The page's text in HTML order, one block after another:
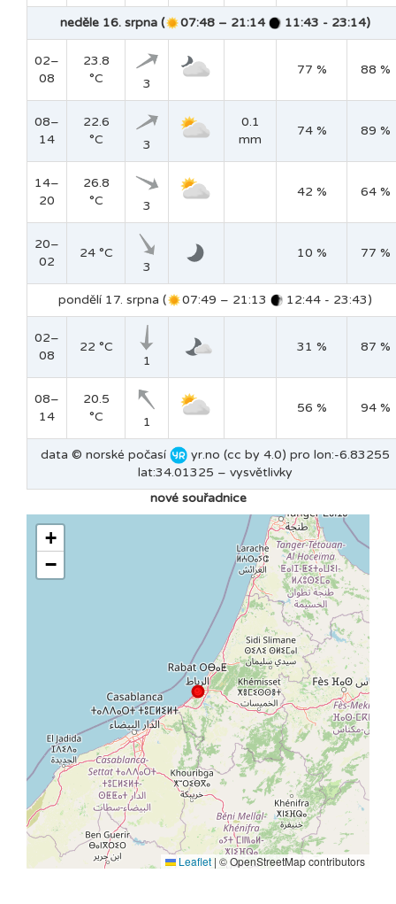
neděle 16. srpna ( 07:48 – 21:14 11:43 - 23:14)
02–
08
23.8
°C
3
77 % 88 %
08–
14
22.6
°C
3
0.1
mm
74 % 89 %
14–
20
26.8
°C
3
42 % 64 %
20–
02
24 °C
3
10 % 77 %
pondělí 17. srpna ( 07:49 – 21:13 12:44 - 23:43)
02–
08
22 °C
1
31 % 87 %
08–
14
20.5
°C
1
56 % 94 %
data © norské počasí
yr.no (cc by 4.0) pro lon:-6.83255
lat:34.01325 – vysvětlivky
nové souřadnice
+
−
Leaflet | © OpenStreetMap contributors